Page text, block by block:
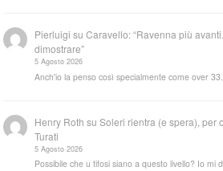
Pierluigi suCaravello: “Ravenna più
dimostrare”
5 Agosto 2026
Anch'io la penso così specialmente come over
Henry Roth suSoleri rientra (e spera), per
Turati
5 Agosto 2026
Possibile che u tifosi siano a questo livello? Io mi